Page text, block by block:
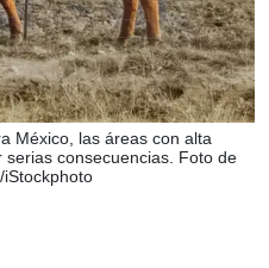
México, las áreas con alta
consecuencias. Foto de